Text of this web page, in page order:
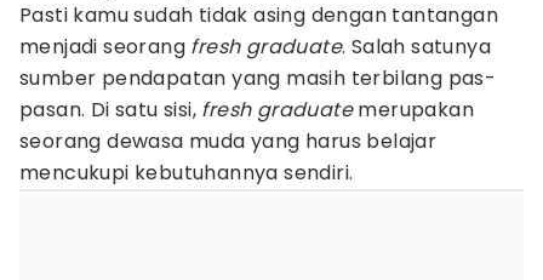
Pasti kamu sudah tidak asing dengan tantangan
menjadi seorang fresh graduate. Salah satunya
sumber pendapatan yang masih terbilang pas-
pasan. Di satu sisi, fresh graduatemerupakan
seorang dewasa muda yang harus belajar
mencukupi kebutuhannya sendiri.